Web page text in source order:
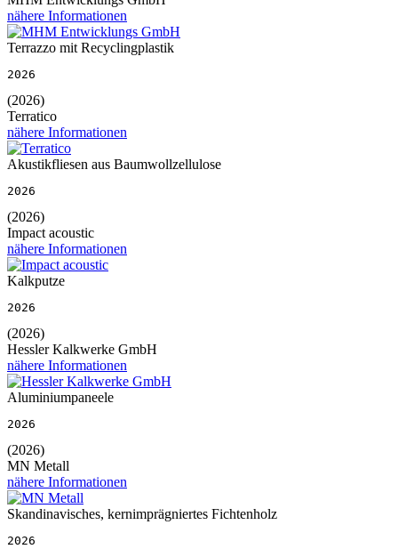
nähere Informationen
Terrazzo mit Recyclingplastik
2026
(2026)
Terratico
nähere Informationen
Akustikfliesen aus Baumwollzellulose
2026
(2026)
Impact acoustic
nähere Informationen
Kalkputze
2026
(2026)
Hessler Kalkwerke GmbH
nähere Informationen
Aluminiumpaneele
2026
(2026)
MN Metall
nähere Informationen
Skandinavisches, kernimprägniertes Fichtenholz
2026